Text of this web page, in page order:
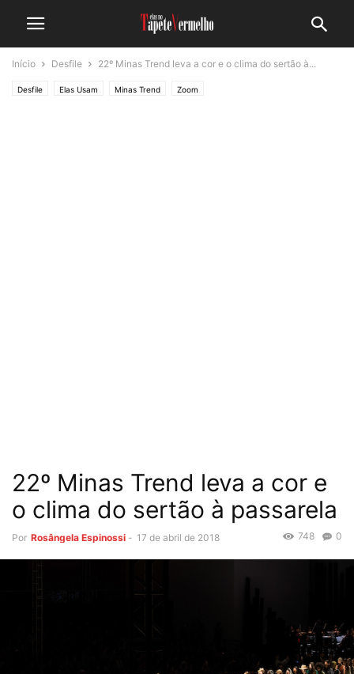
Início Desfile 22º Minas Trend leva a cor e o clima do sertão à...
Desfile Elas Usam Minas Trend Zoom
22º Minas Trend leva a cor e
o clima do sertão à passarela
Por Rosângela Espinossi - 17 de abril de 2018 0
748